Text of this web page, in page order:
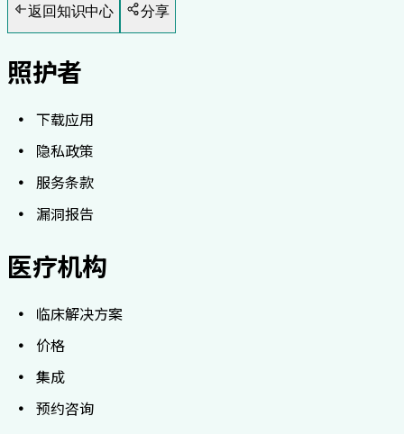
返回知识中心 分享
照护者
下载应用
隐私政策
服务条款
漏洞报告
医疗机构
临床解决方案
价格
集成
预约咨询